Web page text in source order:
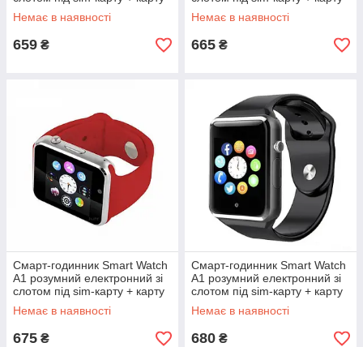
пам'яті micro-sd. Колір:
рожевий PD-65
Немає в наявності
659 ₴
пам'яті micro-sd. Колір:
срібний PT-39
Немає в наявності
665 ₴
Смарт-годинник Smart Watch
A1 розумний електронний зі
слотом під sim-карту + карту
пам'яті micro-sd. Колір:
червоний MF-29
Немає в наявності
675 ₴
Смарт-годинник Smart Watch
A1 розумний електронний зі
слотом під sim-карту + карту
пам'яті micro-sd. Колір:
чорний KH-43
Немає в наявності
680 ₴